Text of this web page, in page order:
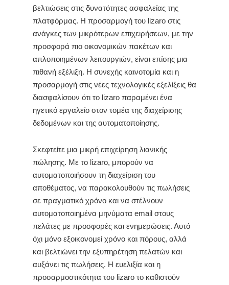
βελτιώσεις στις δυνατότητες ασφαλείας της
πλατφόρμας. Η προσαρμογή του lizaro στις
ανάγκες των μικρότερων επιχειρήσεων, με την
προσφορά πιο οικονομικών πακέτων και
απλοποιημένων λειτουργιών, είναι επίσης μια
πιθανή εξέλιξη. Η συνεχής καινοτομία και η
προσαρμογή στις νέες τεχνολογικές εξελίξεις θα
διασφαλίσουν ότι το lizaro παραμένει ένα
ηγετικό εργαλείο στον τομέα της διαχείρισης
δεδομένων και της αυτοματοποίησης.
Σκεφτείτε μια μικρή επιχείρηση λιανικής
πώλησης. Με το lizaro, μπορούν να
αυτοματοποιήσουν τη διαχείριση του
αποθέματος, να παρακολουθούν τις πωλήσεις
σε πραγματικό χρόνο και να στέλνουν
αυτοματοποιημένα μηνύματα email στους
πελάτες με προσφορές και ενημερώσεις. Αυτό
όχι μόνο εξοικονομεί χρόνο και πόρους, αλλά
και βελτιώνει την εξυπηρέτηση πελατών και
αυξάνει τις πωλήσεις. Η ευελιξία και η
προσαρμοστικότητα του lizaro το καθιστούν